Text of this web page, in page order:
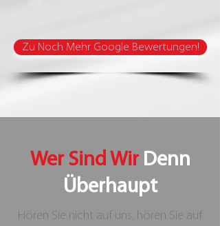
Zu Noch Mehr Google Bewertungen!
Wer Sind WirDenn
Überhaupt
Hören Sie nicht auf uns, hören Sie auf